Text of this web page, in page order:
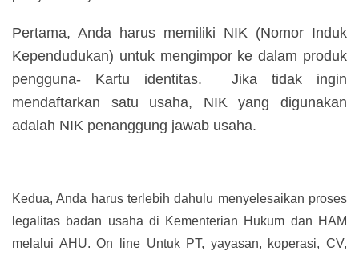
Pertama, Anda harus memiliki NIK (Nomor Induk
Kependudukan) untuk mengimpor ke dalam produk
pengguna- Kartu identitas. Jika tidak ingin
mendaftarkan satu usaha, NIK yang digunakan
adalah NIK penanggung jawab usaha.
Kedua, Anda harus terlebih dahulu menyelesaikan proses
legalitas badan usaha di Kementerian Hukum dan HAM
melalui AHU. On line Untuk PT, yayasan, koperasi, CV,